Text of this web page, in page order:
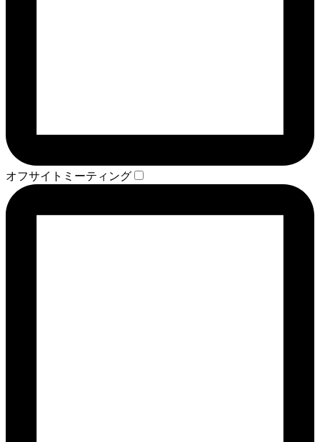
オフサイトミーティング